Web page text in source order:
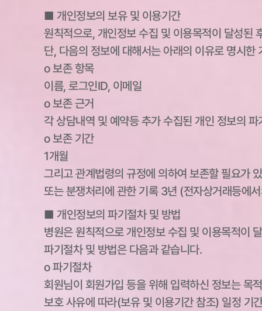
■ 개인정보의 보유 및 이용기간
원칙적으로, 개인정보 수집 및 이용목적이 달성된
단, 다음의 정보에 대해서는 아래의 이유로 명시한
ο 보존 항목
이름, 로그인ID, 이메일
ο 보존 근거
각 상담내역 및 예약등 추가 수집된 개인 정보의 파
ο 보존 기간
1개월
그리고 관계법령의 규정에 의하여 보존할 필요가
또는 분쟁처리에 관한 기록 3년 (전자상거래등에
■ 개인정보의 파기절차 및 방법
병원은 원칙적으로 개인정보 수집 및 이용목적이
파기절차 및 방법은 다음과 같습니다.
ο 파기절차
회원님이 회원가입 등을 위해 입력하신 정보는 목
보호 사유에 따라(보유 및 이용기간 참조) 일정 기